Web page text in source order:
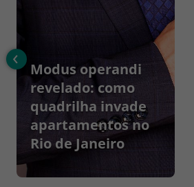
Modus operandi
revelado: como
quadrilha invade
apartamentos no
Rio de Janeiro
‹